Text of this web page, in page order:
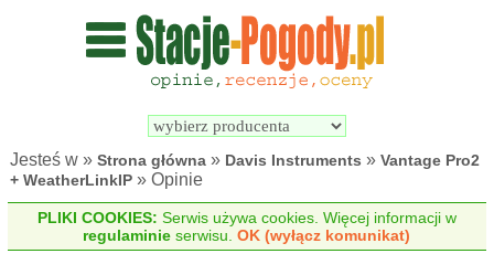
Wyszukiwarka
pogodowych
Jesteś w »Strona główna » Davis Instruments »Vantage Pro2
+ WeatherLinkIP» Opinie
PLIKI COOKIES: Serwis używa cookies. Więcej informacji w
regulaminie serwisu.OK (wyłącz komunikat)